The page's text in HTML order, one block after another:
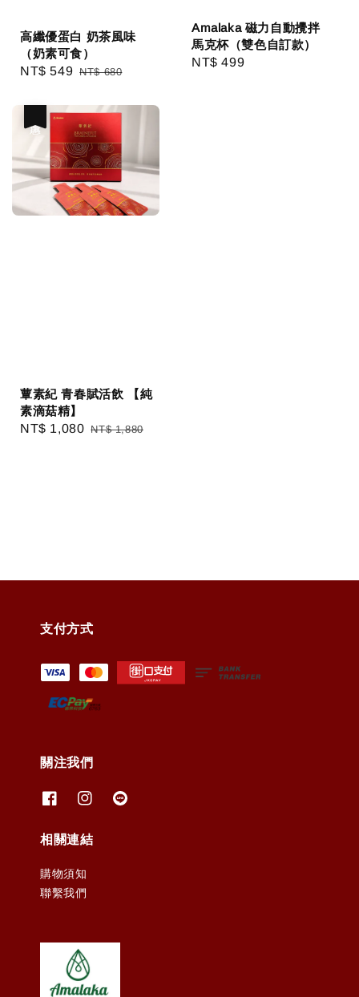
高纖優蛋白 奶茶風味
（奶素可食）
Sale
NT$ 549 Regular
NT$ 680
Amalaka 磁力自動攪拌
馬克杯（雙色自訂款）
Regular
NT$ 499
蕈素紀 青春賦活飲 【純
素滴菇精】
Sale
NT$ 1,080 Regular
NT$ 1,880
支付方式
關注我們
相關連結
購物須知
聯繫我們